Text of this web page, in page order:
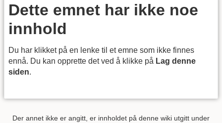
Dette emnet har ikke noe
innhold
Du har klikket på en lenke til et emne som ikke finnes
ennå. Du kan opprette det ved å klikke på Lag denne
siden.
Der annet ikke er angitt, er innholdet på denne wiki utgitt under